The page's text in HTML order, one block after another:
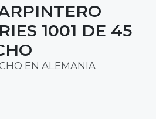
1001 DE 45
EN ALEMANIA